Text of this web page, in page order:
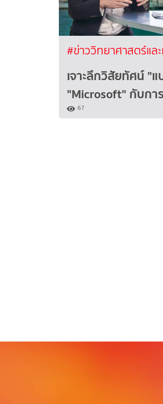
#ข่าววิทยาศาสตร์และ
เจาะลึกวิสัยทัศน์ "
"Microsoft" กับก
67